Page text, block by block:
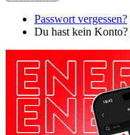
Passwort vergessen?
Du hast kein Konto?